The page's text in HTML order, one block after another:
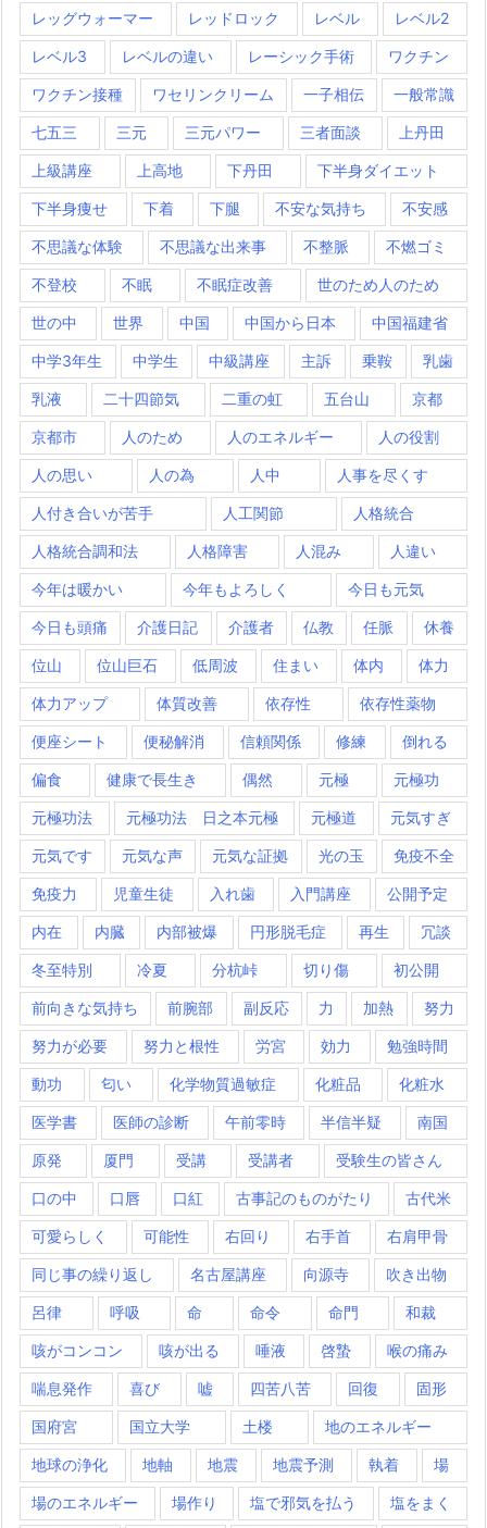
レッグウォーマー レッドロック レベル レベル2
レベル3 レベルの違い レーシック手術 ワクチン
ワクチン接種 ワセリンクリーム 一子相伝 一般常識
七五三 三元 三元パワー 三者面談 上丹田
上級講座 上高地 下丹田 下半身ダイエット
下半身痩せ 下着 下腿 不安な気持ち 不安感
不思議な体験 不思議な出来事 不整脈 不燃ゴミ
不登校 不眠 不眠症改善 世のため人のため
世の中 世界 中国 中国から日本 中国福建省
中学3年生 中学生 中級講座 主訴 乗鞍 乳歯
乳液 二十四節気 二重の虹 五台山 京都
京都市 人のため 人のエネルギー 人の役割
人の思い 人の為 人中 人事を尽くす
人付き合いが苦手 人工関節 人格統合
人格統合調和法 人格障害 人混み 人違い
今年は暖かい 今年もよろしく 今日も元気
今日も頭痛 介護日記 介護者 仏教 任脈 休養
位山 位山巨石 低周波 住まい 体内 体力
体力アップ 体質改善 依存性 依存性薬物
便座シート 便秘解消 信頼関係 修練 倒れる
偏食 健康で長生き 偶然 元極 元極功
元極功法 元極功法 日之本元極 元極道 元気すぎ
元気です 元気な声 元気な証拠 光の玉 免疫不全
免疫力 児童生徒 入れ歯 入門講座 公開予定
内在 内臓 内部被爆 円形脱毛症 再生 冗談
冬至特別 冷夏 分杭峠 切り傷 初公開
前向きな気持ち 前腕部 副反応 力 加熱 努力
努力が必要 努力と根性 労宮 効力 勉強時間
動功 匂い 化学物質過敏症 化粧品 化粧水
医学書 医師の診断 午前零時 半信半疑 南国
原発 厦門 受講 受講者 受験生の皆さん
口の中 口唇 口紅 古事記のものがたり 古代米
可愛らしく 可能性 右回り 右手首 右肩甲骨
同じ事の繰り返し 名古屋講座 向源寺 吹き出物
呂律 呼吸 命 命令 命門 和裁
咳がコンコン 咳が出る 唾液 啓蟄 喉の痛み
喘息発作 喜び 嘘 四苦八苦 回復 固形
国府宮 国立大学 土楼 地のエネルギー
地球の浄化 地軸 地震 地震予測 執着 場
場のエネルギー 場作り 塩で邪気を払う 塩をまく